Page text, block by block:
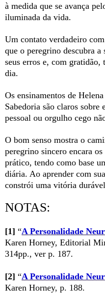
à medida que se avança
iluminada da vida.
Um contato verdadeiro
que o peregrino descubra
seus erros e, com
dia.
Os ensinamentos de
Sabedoria são claros
pessoal ou orgulho cego
O bom senso mostra o
peregrino sincero encara
prático, tendo como base
diária. Ao aprender com
constrói uma vitória
NOTAS:
[1] “A Personalidade
Karen Horney, Editorial
314pp., ver p. 187.
[2] “A Personalidade
Karen Horney, p. 188.